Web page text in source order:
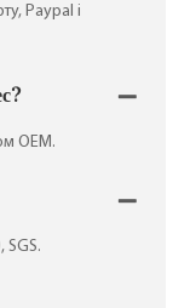
Paypal і
OEM.
SGS.